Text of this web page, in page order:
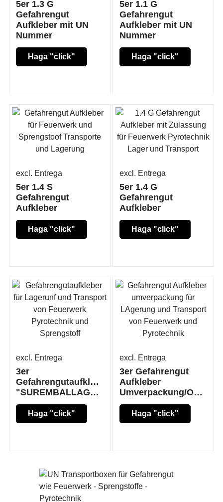
5er 1.3 G
Gefahrengut
Aufkleber mit UN
Nummer
Haga "click"
5er 1.1 G
Gefahrengut
Aufkleber mit UN
Nummer
Haga "click"
excl. Entrega
5er 1.4 S
Gefahrengut
Aufkleber
Haga "click"
excl. Entrega
5er 1.4 G
Gefahrengut
Aufkleber
Haga "click"
excl. Entrega
3er
Gefahrengutaufkleber
"SUREMBALLAGE/OVERPACK"
Haga "click"
excl. Entrega
3er Gefahrengut
Aufkleber
Umverpackung/Overpack
Haga "click"